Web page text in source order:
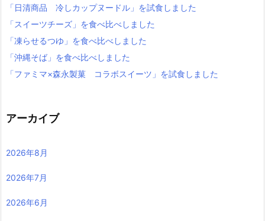
「日清商品 冷しカップヌードル」を試食しました
「スイーツチーズ」を食べ比べしました
「凍らせるつゆ」を食べ比べしました
「沖縄そば」を食べ比べしました
「ファミマ×森永製菓 コラボスイーツ」を試食しました
アーカイブ
2026年8月
2026年7月
2026年6月